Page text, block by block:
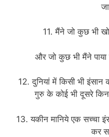
11. मैंने जो कुछ भी
और जो कुछ भी मैंने पाया
12. दुनियां में किसी भी इंसान
गुरु के कोई भी दूसरे
13. यकीन मानिये एक सच्चा
कर